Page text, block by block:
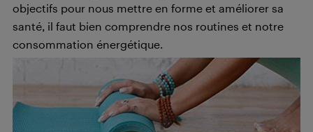
objectifs pour nous mettre en forme et améliorer sa
santé, il faut bien comprendre nos routines et notre
consommation énergétique.